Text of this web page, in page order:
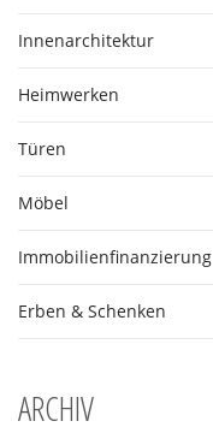
Innenarchitektur
Heimwerken
Türen
Möbel
Immobilienfinanzierung
Erben & Schenken
ARCHIV